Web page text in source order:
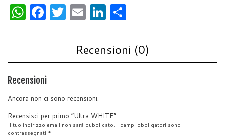
W
h
s
A
p
p
F
a
e
b
o
o
k
T
w
itt
er
E
m
ai
l
Li
n
k
e
ar
e
Recensioni (0)
Recensioni
Ancora non ci sono recensioni.
Recensisci per primo “Ultra WHITE”
Il tuo indirizzo email non sarà pubblicato. I campi obbligatori sono
contrassegnati *